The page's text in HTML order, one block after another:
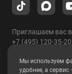
Приглашаем вас
+7 (495) 120-35-20
Copyright © 2010-
Мы используем
удобнее, а